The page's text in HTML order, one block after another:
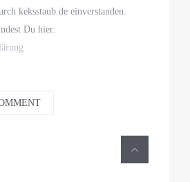
keksstaub.de einverstanden.
Du hier: